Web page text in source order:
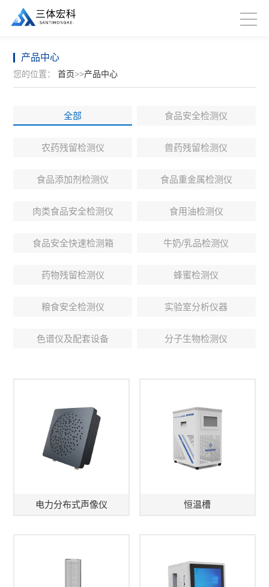
产品中心
您的位置： 首页>>产品中心
全部 食品安全检测仪
农药残留检测仪 兽药残留检测仪
食品添加剂检测仪 食品重金属检测仪
肉类食品安全检测仪 食用油检测仪
食品安全快速检测箱 牛奶/乳品检测仪
药物残留检测仪 蜂蜜检测仪
粮食安全检测仪 实验室分析仪器
色谱仪及配套设备 分子生物检测仪
电力分布式声像仪 恒温槽